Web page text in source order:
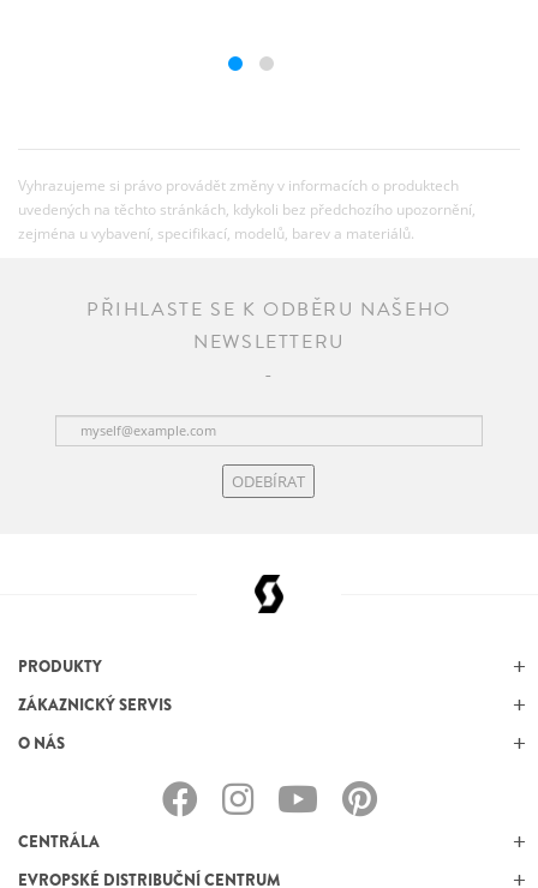
Vyhrazujeme si právo provádět změny v informacích o produktech
uvedených na těchto stránkách, kdykoli bez předchozího upozornění,
zejména u vybavení, specifikací, modelů, barev a materiálů.
PŘIHLASTE SE K ODBĚRU NAŠEHO
NEWSLETTERU
ODEBÍRAT
PRODUKTY
ZÁKAZNICKÝ SERVIS
O NÁS
CENTRÁLA
EVROPSKÉ DISTRIBUČNÍ CENTRUM